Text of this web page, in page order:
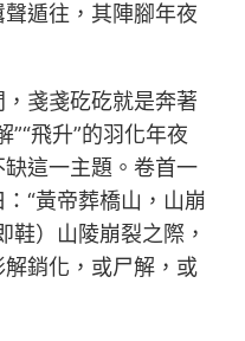
遁往，其陣腳年夜
戔戔矻矻就是奔著
”“飛升”的羽化年夜
這一主題。卷首一
“黃帝葬橋山，山崩
鞋）山陵崩裂之際，
銷化，或尸解，或